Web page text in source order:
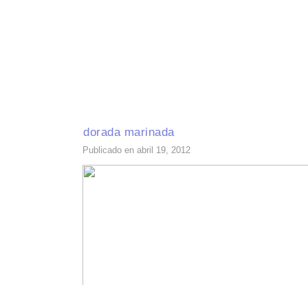
dorada marinada
Publicado en abril 19, 2012